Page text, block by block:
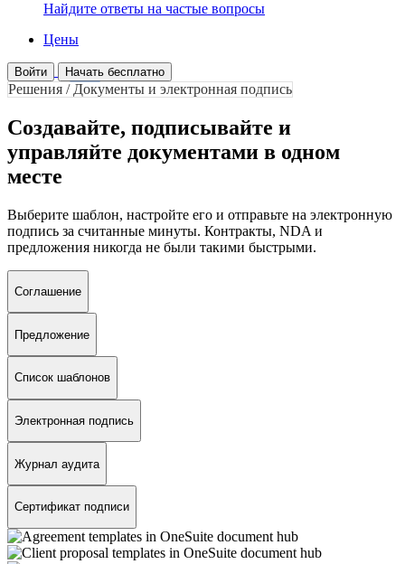
Найдите ответы на частые вопросы
Цены
Войти Начать бесплатно
Решения / Документы и электронная подпись
Создавайте, подписывайте и
управляйте документами в одном
месте
Выберите шаблон, настройте его и отправьте на электронную
подпись за считанные минуты. Контракты, NDA и
предложения никогда не были такими быстрыми.
Соглашение
Предложение
Список шаблонов
Электронная подпись
Журнал аудита
Сертификат подписи